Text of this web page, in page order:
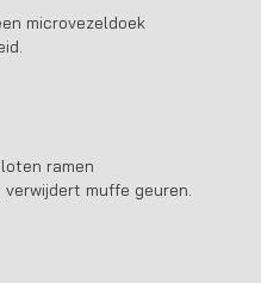
microvezeldoek
ramen
muffe geuren.